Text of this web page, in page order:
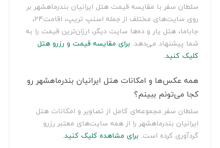
سلطان سفر با مقایسه قیمت هتل ایرانیان بندرماهشهر بر
روی سایت‌های مختلف از جمله اسنپ تریپ، اقامت24،
جاباما، هتل یار و ده‌ها سایت دیگر، ارزان‌ترین قیمت را به
شما پیشنهاد می‌دهد. برای مقایسه قیمت و رزرو هتل
کلیک کنید.
همه عکس‌ها و امکانات هتل ایرانیان بندرماهشهر رو
کجا می‌تونم ببینم؟
سلطان سفر مجموعه‌ای کامل از تصاویر و امکانات هتل
ایرانیان بندرماهشهر را از همه سایت‌های معتبر رزرو
گردآوری کرده است. برای مشاهده کلیک کنید.